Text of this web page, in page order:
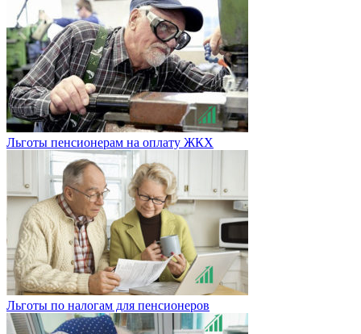
Льготы пенсионерам на оплату ЖКХ
Льготы по налогам для пенсионеров